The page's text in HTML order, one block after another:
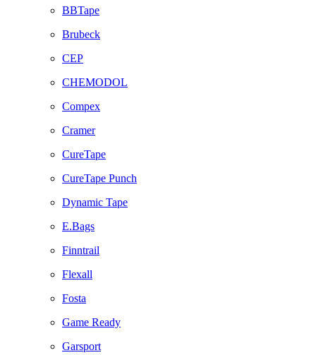
BBTape
Brubeck
CEP
CHEMODOL
Compex
Cramer
CureTape
CureTape Punch
Dynamic Tape
E.Bags
Finntrail
Flexall
Fosta
Game Ready
Garsport